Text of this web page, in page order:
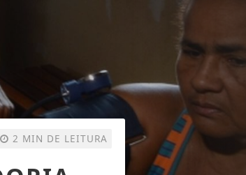
2 MIN DE LEITURA